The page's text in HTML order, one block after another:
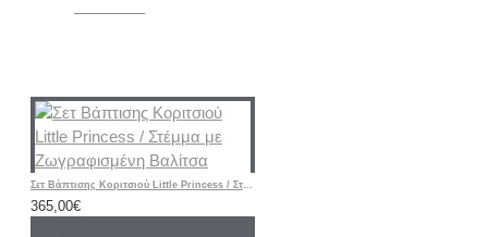
Σετ Βάπτισης Κοριτσιού Little Princess / Στέμμα με Ζωγραφισμένη Βαλίτσα
365,00€